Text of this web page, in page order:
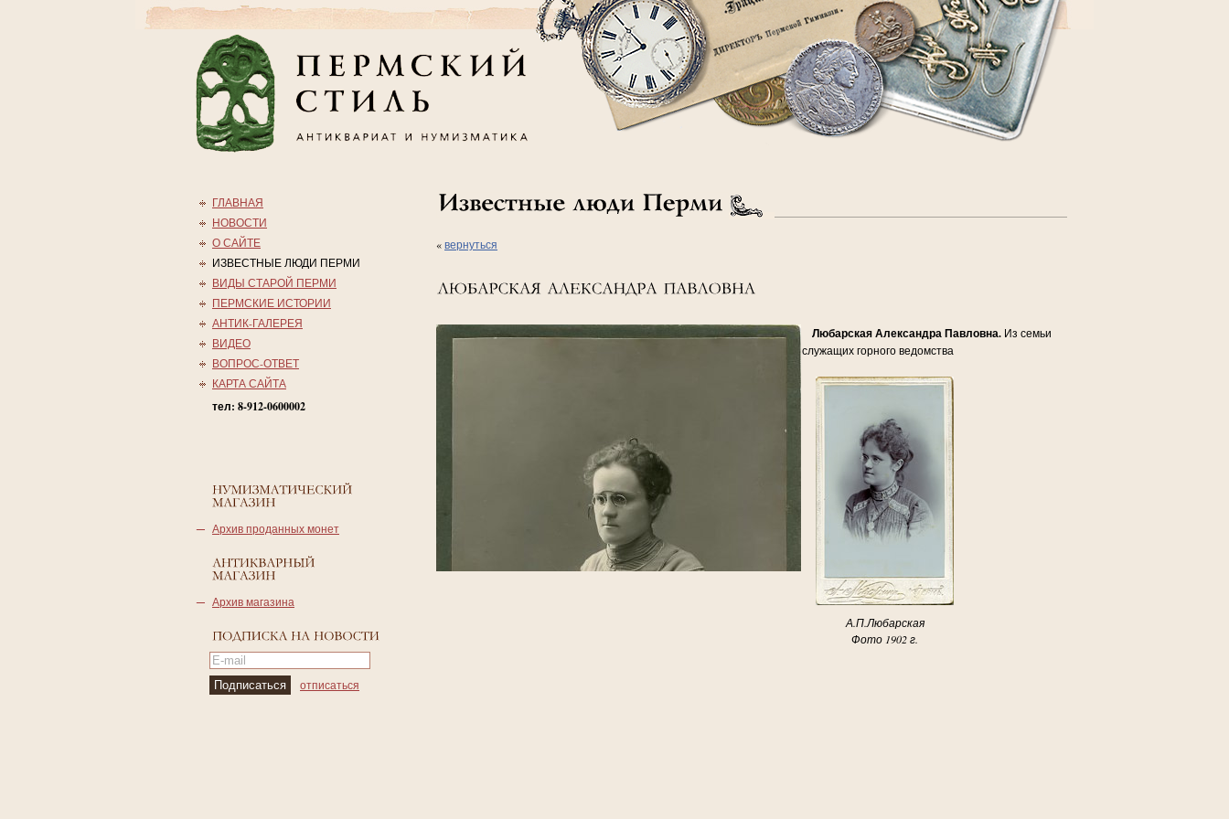
«вернуться
Любарская Александра Павловна. Из семьи
служащих горного ведомства
А.П.Любарская
Фото 1902 г.
ГЛАВНАЯ
НОВОСТИ
О САЙТЕ
ИЗВЕСТНЫЕ ЛЮДИ ПЕРМИ
ВИДЫ СТАРОЙ ПЕРМИ
ПЕРМСКИЕ ИСТОРИИ
АНТИК-ГАЛЕРЕЯ
ВИДЕО
ВОПРОС-ОТВЕТ
КАРТА САЙТА
тел: 8-912-0600002
Архив проданных монет
Архив магазина
отписаться